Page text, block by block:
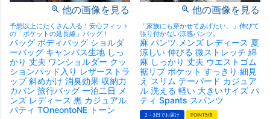
他の画像を見る
予想以上にたくさん入る！安心フィット
の「ポケットの延長線」バッグ！
バッグ ボディバッグ ショルダ
ーバッグ キャンバス生地 しっ
かり 丈夫 ワンショルダー クッ
ションパッド入り レザーストラ
ップ 斜めがけ 消臭効果 収納力
カバン 旅行バッグ 一泊二日 メ
ンズ レディース 黒 カジュアル
パティ TOneontoNE トーン
他の画像を見る
「家族にも穿かせてあげたい。」伸びて
張り付かない涼感パンツ。
麻 パンツ メンズ レディース 夏
涼しい 伸びる 微ストレッチ 綿
麻 しっかり 丈夫 ウエストゴム
裾リブ ポケット すっきり 細見
え スリム テーパード カジュア
ル 洗える 軽い 大きいサイズ パ
ティ Spants スパンツ
2～3日でお届け POINT5倍